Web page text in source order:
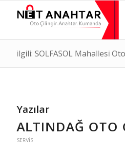
ilgili: SOLFASOL Mahallesi
Yazılar
ALTINDAĞ OTO
SERVIS